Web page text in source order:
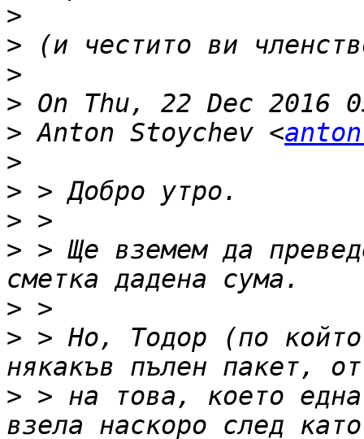
>
>
>
>
> Anton Stoychev <
>
>
>
> > Ще вземем да
>
> > Но, Тодор (по
> > на това, което